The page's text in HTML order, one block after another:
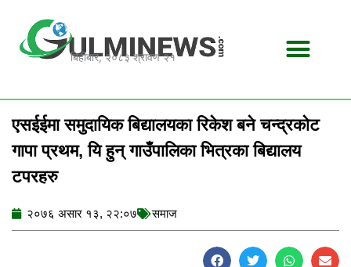
content
बिहीबार, २०८३ श्रावण २१
एसईईमा समुदायिक बिद्यालयका रिकेश बने चन्द्रकोट
गापा प्रथम, यि हुन् गाउँपालिका भित्रका बिद्यालय
टपरहरु
२०७६ असार १३, २२:०७ समाज